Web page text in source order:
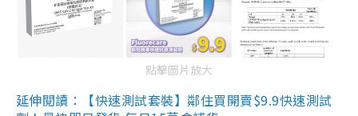
點擊圖片放大
延伸閱讀：【快速測試套裝】鄰住買開賣$9.9快速測試